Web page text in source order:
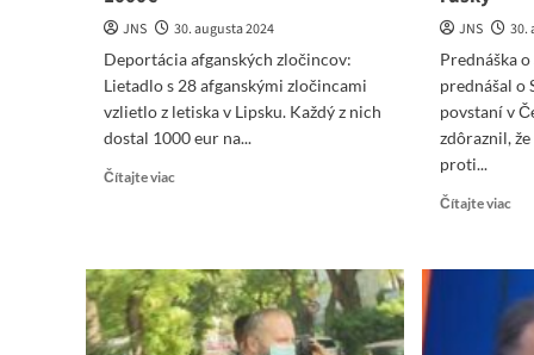
JNS
30. augusta 2024
Deportácia afganských zločincov:
Lietadlo s 28 afganskými zločincami
vzlietlo z letiska v Lipsku. Každý z nich
dostal 1000 eur na...
Čítajte viac
zločincov
letí
domov
JNS
30.
Prednáška
prednášal o
povstaní v
zdôraznil,
proti...
Čítajte viac
L.
–